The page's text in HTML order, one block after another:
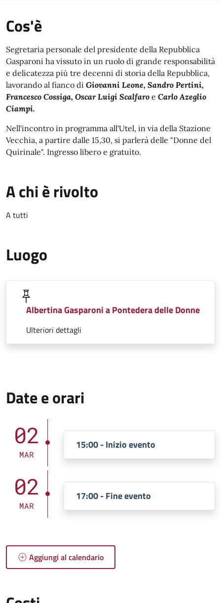
Cos'è
Segretaria personale del presidente della Repubblica
Gasparoni ha vissuto in un ruolo di grande responsabilità
e delicatezza più tre decenni di storia della Repubblica,
lavorando al fianco di Giovanni Leone, Sandro Pertini,
Francesco Cossiga, Oscar Luigi Scalfaro e Carlo Azeglio
Ciampi.
Nell'incontro in programma all'Utel, in via della Stazione
Vecchia, a partire dalle 15,30, si parlerà delle "Donne del
Quirinale". Ingresso libero e gratuito.
A chi è rivolto
A tutti
Luogo
Albertina Gasparoni a Pontedera delle Donne
Ulteriori dettagli
Date e orari
02
MAR
15:00 - Inizio evento
02
MAR
17:00 - Fine evento
Aggiungi al calendario